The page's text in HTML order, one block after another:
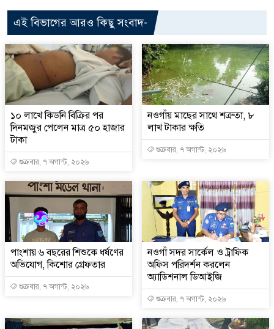
এই বিভাগের আরও কিছু সংবাদ-
১০ লাখে কিডনি বিক্রির পর
দিনমজুর পেলেন মাত্র ৫০ হাজার
টাকা
শুক্রবার, ৭ অগাস্ট, ২০২৬
নওগাঁয় মাছের সাথে শত্রুতা, ৮
লাখ টাকার ক্ষতি
শুক্রবার, ৭ অগাস্ট, ২০২৬
পাংশায় ৬ বছরের শিশুকে ধর্ষণের
অভিযোগ, কিশোর গ্রেফতার
শুক্রবার, ৭ অগাস্ট, ২০২৬
নওগাঁ সদর সার্কেল ও ট্রাফিক
অফিস পরিদর্শন করলেন
অ্যাডিশনাল ডিআইজি
শুক্রবার, ৭ অগাস্ট, ২০২৬